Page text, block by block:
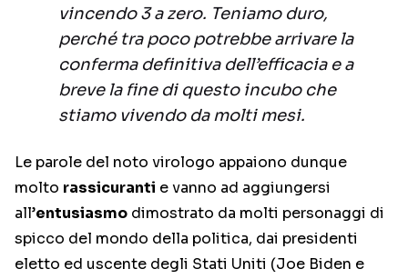
vincendo 3 a zero. Teniamo duro,
perché tra poco potrebbe arrivare la
conferma definitiva dell’efficacia e a
breve la fine di questo incubo che
stiamo vivendo da molti mesi.
Le parole del noto virologo appaiono dunque
molto rassicuranti e vanno ad aggiungersi
all’entusiasmo dimostrato da molti personaggi di
spicco del mondo della politica, dai presidenti
eletto ed uscente degli Stati Uniti (Joe Biden e